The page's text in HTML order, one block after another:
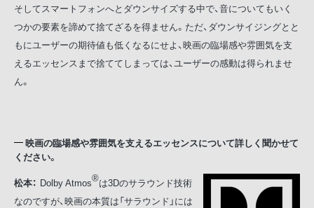
そしてスマートフォンへとダウンサイズする中で、音についてもいく
つかの要素を諦めて捨てざるを得ません。ただ、ダウンサイジングとと
もにユーザーの期待値も低くなるにせよ、映画の臨場感や雰囲気を支
えるエッセンスまで捨ててしまっては、ユーザーの感動は得られませ
ん。
映画の臨場感や雰囲気を支えるエッセンスについて詳しく聞かせて
ください。
松本： Dolby Atmos®は3Dのサラウンド技術
なのですが、映画の本質は「サラウンド」には